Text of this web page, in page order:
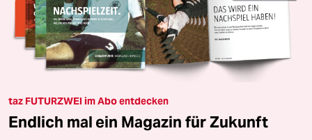
taz FUTURZWEI im Abo entdecken
Endlich mal ein Magazin für Zukunft